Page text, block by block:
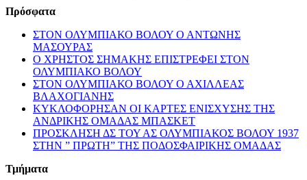
Πρόσφατα
ΣΤΟΝ ΟΛΥΜΠΙΑΚΟ ΒΟΛΟΥ Ο ΑΝΤΩΝΗΣ
ΜΑΣΟΥΡΑΣ
Ο ΧΡΗΣΤΟΣ ΣΗΜΑΚΗΣ ΕΠΙΣΤΡΕΦΕΙ ΣΤΟΝ
ΟΛΥΜΠΙΑΚΟ ΒΟΛΟΥ
ΣΤΟΝ ΟΛΥΜΠΙΑΚΟ ΒΟΛΟΥ Ο ΑΧΙΛΛΕΑΣ
ΒΛΑΧΟΓΙΑΝΗΣ
ΚΥΚΛΟΦΟΡΗΣΑΝ ΟΙ ΚΑΡΤΕΣ ΕΝΙΣΧΥΣΗΣ ΤΗΣ
ΑΝΔΡΙΚΗΣ ΟΜΑΔΑΣ ΜΠΑΣΚΕΤ
ΠΡΟΣΚΛΗΣΗ ΔΣ ΤΟΥ ΑΣ ΟΛΥΜΠΙΑΚΟΣ ΒΟΛΟΥ 1937
ΣΤΗΝ ” ΠΡΩΤΗ” ΤΗΣ ΠΟΔΟΣΦΑΙΡΙΚΗΣ ΟΜΑΔΑΣ
Τμήματα